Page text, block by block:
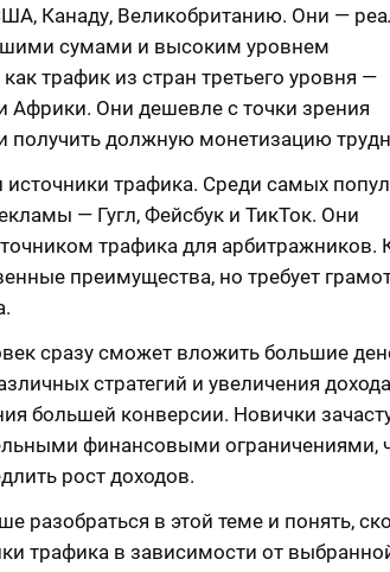
Канаду, Великобританию. Они —
сумами и высоким уровнем
трафик из стран третьего уровня —
Африки. Они дешевле с точки зрения
получить должную монетизацию
трафика. Среди самых
— Гугл, Фейсбук и ТикТок. Они
трафика для арбитражников.
преимущества, но требует
сразу сможет вложить большие
стратегий и увеличения
большей конверсии. Новички
финансовыми ограничениями,
рост доходов.
разобраться в этой теме и понять,
трафика в зависимости от